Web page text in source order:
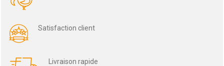
Satisfaction client
Livraison rapide